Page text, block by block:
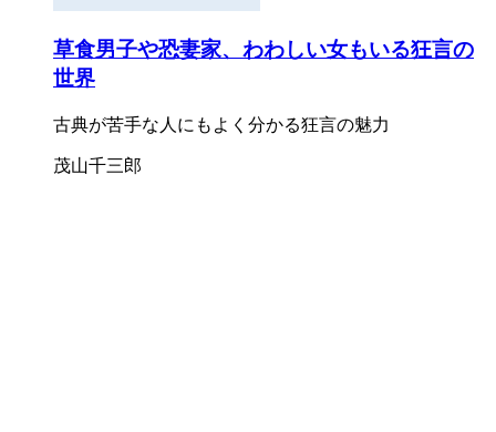
草食男子や恐妻家、わわしい女もいる狂言の
世界
古典が苦手な人にもよく分かる狂言の魅力
茂山千三郎